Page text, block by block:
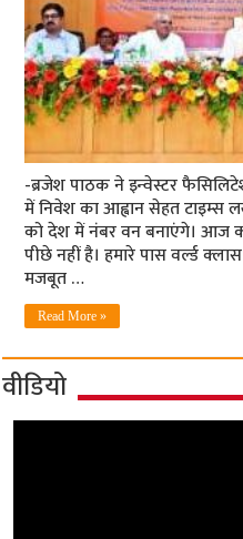
-ब्रजेश पाठक ने इन्वेस्टर
में निवेश का आह्वान सेहत टाइम्स
को देश में नंबर वन बनाएंगे। आज का
पीछे नहीं है। हमारे पास वर्ल्ड
मजबूत …
Read More »
वीडियो